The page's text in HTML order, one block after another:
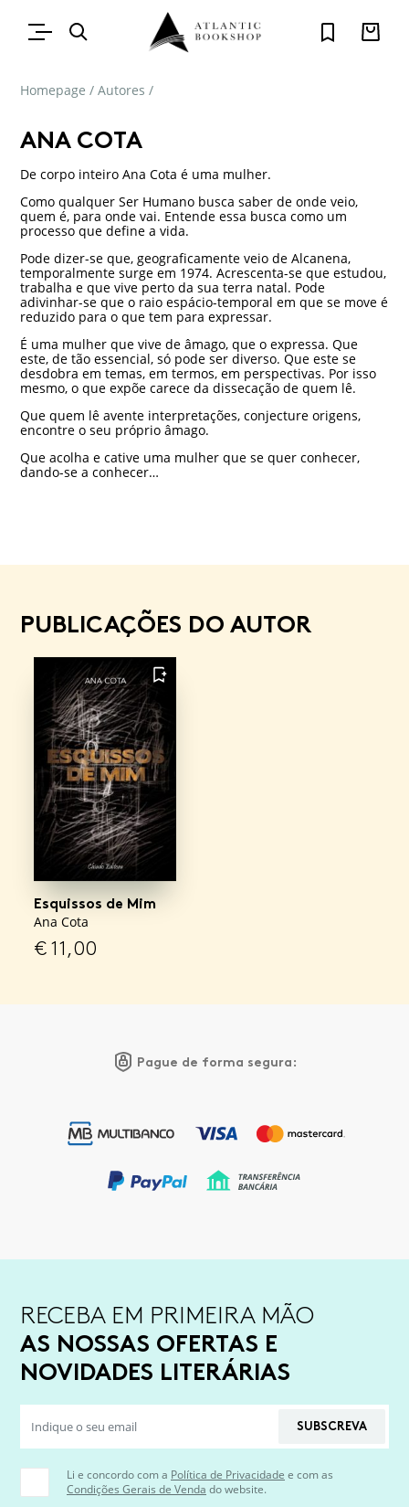
Homepage / Autores /
ANA COTA
De corpo inteiro Ana Cota é uma mulher.
Como qualquer Ser Humano busca saber de onde veio,
quem é, para onde vai. Entende essa busca como um
processo que define a vida.
Pode dizer-se que, geograficamente veio de Alcanena,
temporalmente surge em 1974. Acrescenta-se que estudou,
trabalha e que vive perto da sua terra natal. Pode
adivinhar-se que o raio espácio-temporal em que se move é
reduzido para o que tem para expressar.
É uma mulher que vive de âmago, que o expressa. Que
este, de tão essencial, só pode ser diverso. Que este se
desdobra em temas, em termos, em perspectivas. Por isso
mesmo, o que expõe carece da dissecação de quem lê.
Que quem lê avente interpretações, conjecture origens,
encontre o seu próprio âmago.
Que acolha e cative uma mulher que se quer conhecer,
dando-se a conhecer…
PUBLICAÇÕES DO AUTOR
FAVORITO
Esquissos de Mim
Ana Cota
€11,00
Pague de forma segura:
RECEBA EM PRIMEIRA MÃO
AS NOSSAS OFERTAS E
NOVIDADES LITERÁRIAS
SUBSCREVA
Li e concordo com a Política de Privacidade e com as
Condições Gerais de Venda do website.